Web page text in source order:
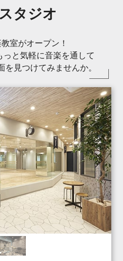
タジオ
室がオープン！
と気軽に音楽を通して
を見つけてみませんか。